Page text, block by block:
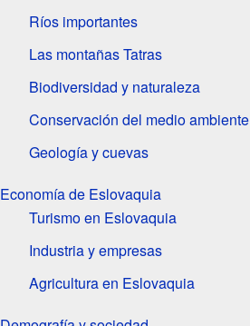
Ríos importantes
Las montañas Tatras
Biodiversidad y naturaleza
Conservación del medio ambiente
Geología y cuevas
Economía de Eslovaquia
Turismo en Eslovaquia
Industria y empresas
Agricultura en Eslovaquia